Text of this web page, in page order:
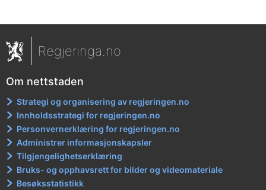
Regjeringa.no
Om nettstaden
Strategi og organisering av regjeringen.no
Innholdsstrategi for regjeringen.no
Personvernerklæring for regjeringen.no
Administrer informasjonskapsler
Tilgjengelighetserklæring
Bruks- og opphavsrett for bilder og videomateriale
Besøksstatistikk